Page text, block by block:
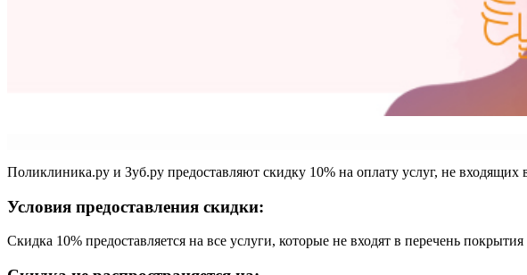
Поликлиника.ру и Зуб.ру предоставляют скидку 10% на оплату услуг, не
Условия предоставления скидки:
Скидка 10% предоставляется на все услуги, которые не входят в перечень